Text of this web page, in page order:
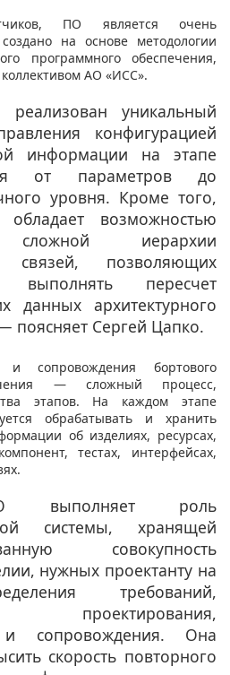
ПО является очень
на основе методологии
программного обеспечения,
АО «ИСС».
уникальный
конфигурацией
информации на этапе
от параметров до
уровня. Кроме того,
возможностью
сложной иерархии
связей, позволяющих
выполнять пересчет
данных архитектурного
поясняет Сергей Цапко.​​​
и сопровождения бортового
— сложный процесс,
этапов. На каждом этапе
обрабатывать и хранить
об изделиях, ресурсах,
тестах, интерфейсах,
выполняет роль
системы, хранящей
совокупность
нужных проектанту на
требований,
проектирования,
и сопровождения. Она
скорость повторного